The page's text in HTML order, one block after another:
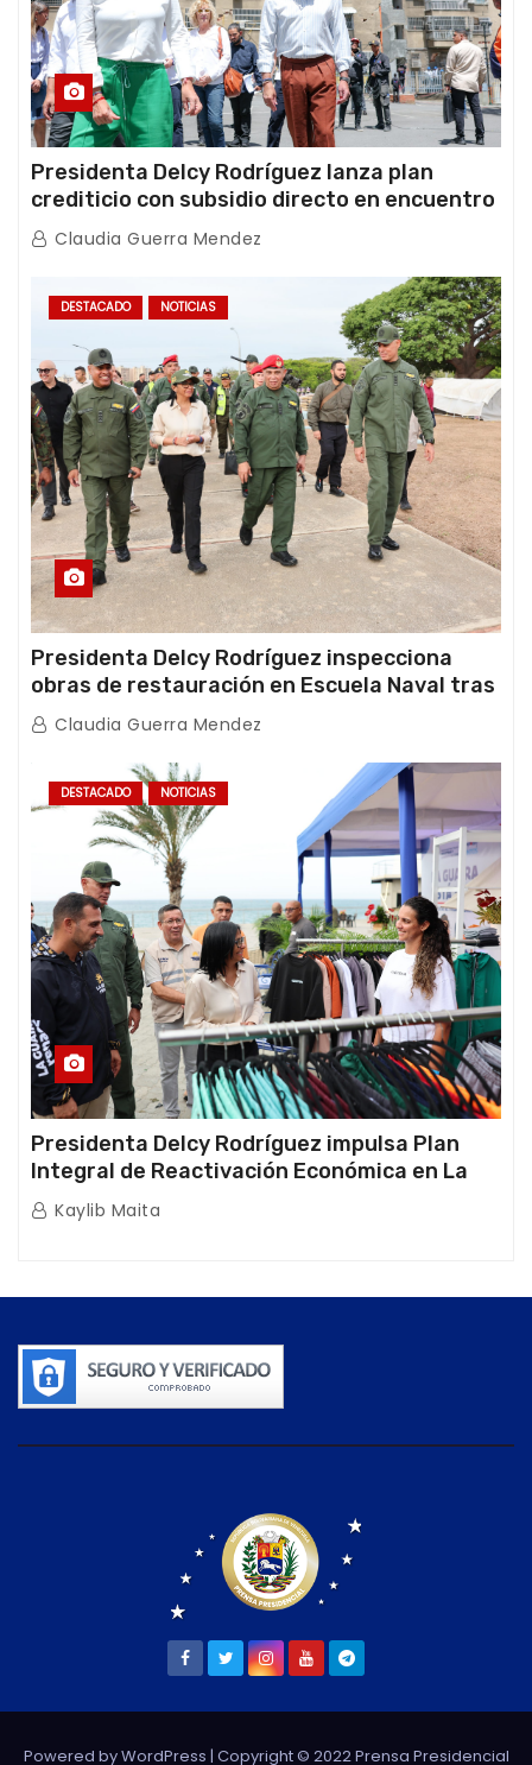
Presidenta Delcy Rodríguez lanza plan
crediticio con subsidio directo en encuentro
con Juntas de Condominio
Claudia Guerra Mendez
DESTACADO NOTICIAS
Presidenta Delcy Rodríguez inspecciona
obras de restauración en Escuela Naval tras
afectaciones sísmicas en La Guaira
Claudia Guerra Mendez
DESTACADO NOTICIAS
Presidenta Delcy Rodríguez impulsa Plan
Integral de Reactivación Económica en La
Guaira
Kaylib Maita
Powered by WordPress | Copyright © 2022 Prensa Presidencial